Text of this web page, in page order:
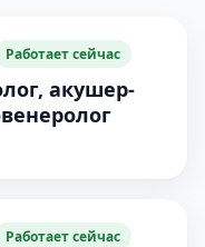
Работает сейчас
акушер-
Работает сейчас